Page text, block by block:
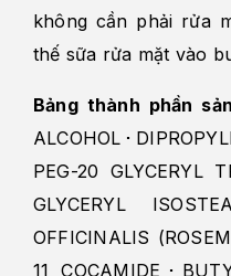
không cần phải rửa
thế sữa rửa mặt vào
Bảng thành phần
ALCOHOL･
PEG-20 GLYCERYL
GLYCERYL
OFFICINALIS
11 COCAMIDE･